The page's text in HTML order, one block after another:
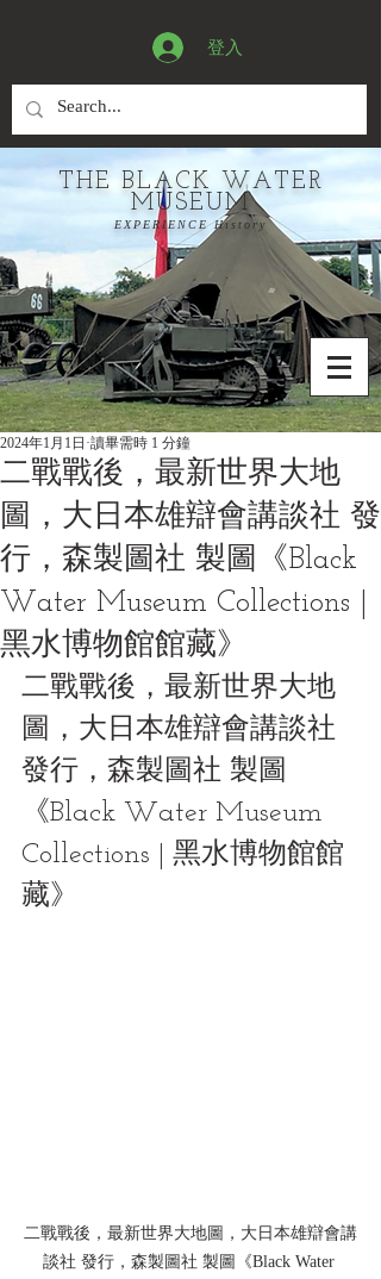
登入
THE BLACK WATER
MUSEUM
EXPERIENCE History
二戰戰後，最新世界大地
圖，大日本雄辯會講談社 發
行，森製圖社 製圖《Black
Water Museum Collections |
黑水博物館館藏》
2024年1月1日 讀畢需時 1 分鐘
二戰戰後，最新世界大地
圖，大日本雄辯會講談社
發行，森製圖社 製圖
《Black Water Museum
Collections | 黑水博物館館
藏》
二戰戰後，最新世界大地圖，大日本雄辯會講
談社 發行，森製圖社 製圖《Black Water